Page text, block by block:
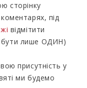
сторінку
під
відмітити
бути лише ОДИН)
присутність у
ми будемо